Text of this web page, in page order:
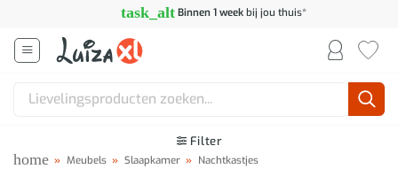
inhoud
task_alt Binnen 1 weekbij jou thuis*
Zoeken
Filter
home » Meubels » Slaapkamer » Nachtkastjes